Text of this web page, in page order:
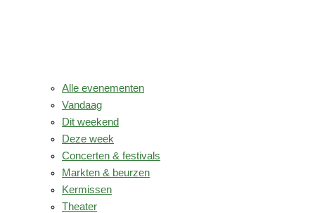
Alle evenementen
Vandaag
Dit weekend
Deze week
Concerten & festivals
Markten & beurzen
Kermissen
Theater